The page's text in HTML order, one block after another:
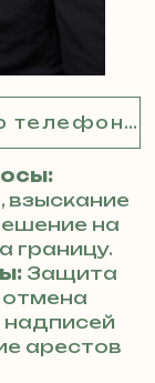
Показать номер телефона
взыскание
на
границу.
Защита
отмена
надписей
арестов